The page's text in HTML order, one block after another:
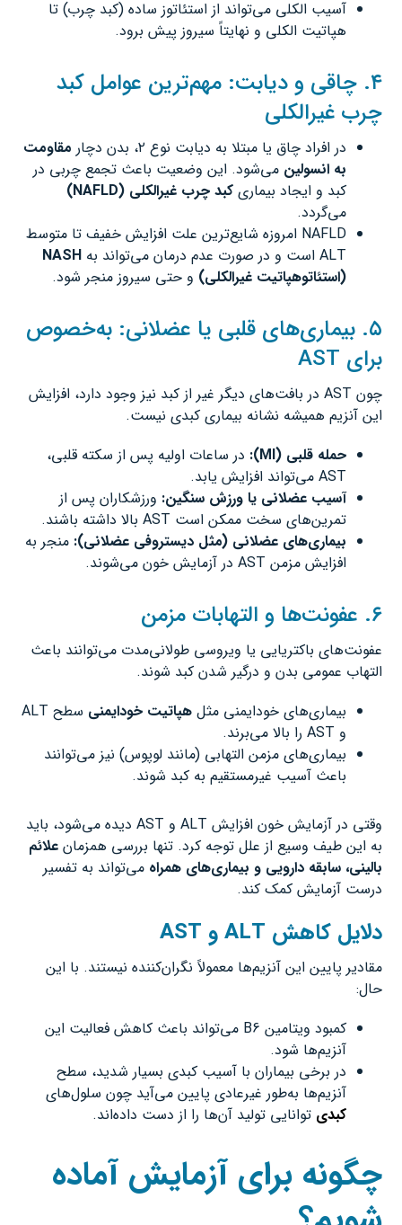
آسیب الکلی می‌تواند از استئاتوز ساده (کبد چرب) تا
هپاتیت الکلی و نهایتاً سیروز پیش برود.
۴. چاقی و دیابت: مهم‌ترین عوامل کبد
چرب غیرالکلی
در افراد چاق یا مبتلا به دیابت نوع ۲، بدن دچار
مقاومت
به انسولین می‌شود. این وضعیت باعث تجمع چربی در
کبد و ایجاد بیماریکبد چرب غیرالکلی (NAFLD)
می‌گردد.
NAFLD امروزه شایع‌ترین علت افزایش خفیف تا متوسط
ALT است و در صورت عدم درمان می‌تواند به
NASH
(استئاتوهپاتیت غیرالکلی) و حتی سیروز منجر شود.
۵. بیماری‌های قلبی یا عضلانی: به‌خصوص
برای AST
چون AST در بافت‌های دیگر غیر از کبد نیز وجود دارد، افزایش
این آنزیم همیشه نشانه بیماری کبدی نیست.
حمله قلبی (MI):
در ساعات اولیه پس از سکته قلبی،
AST می‌تواند افزایش یابد.
آسیب عضلانی یا ورزش سنگین: ورزشکاران پس از
تمرین‌های سخت ممکن است AST بالا داشته باشند.
بیماری‌های عضلانی (مثل دیستروفی عضلانی): منجر به
افزایش مزمن AST در آزمایش خون می‌شوند.
۶. عفونت‌ها و التهابات مزمن
عفونت‌های باکتریایی یا ویروسی طولانی‌مدت می‌توانند باعث
التهاب عمومی بدن و درگیر شدن کبد شوند.
بیماری‌های خودایمنی مثلهپاتیت خودایمنی
سطح ALT
و AST را بالا می‌برند.
بیماری‌های مزمن التهابی (مانند لوپوس) نیز می‌توانند
باعث آسیب غیرمستقیم به کبد شوند.
وقتی در آزمایش خون افزایش ALT و AST دیده می‌شود، باید
به این طیف وسیع از علل توجه کرد. تنها بررسی همزمانعلائم
بالینی، سابقه دارویی و بیماری‌های همراه می‌تواند به تفسیر
درست آزمایش کمک کند.
دلایل کاهش و
مقادیر پایین این آنزیم‌ها معمولاً نگران‌کننده نیستند. با این
حال:
کمبود ویتامین B6 می‌تواند باعث کاهش فعالیت این
آنزیم‌ها شود.
در برخی بیماران با آسیب کبدی بسیار شدید، سطح
آنزیم‌ها به‌طور غیرعادی پایین می‌آید چون سلول‌های
کبدی توانایی تولید آن‌ها را از دست داده‌اند.
چگونه برای آزمایش آماده